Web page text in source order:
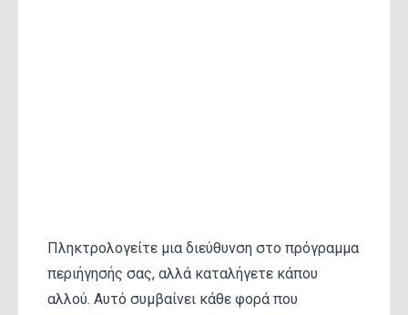
Πληκτρολογείτε μια διεύθυνση στο πρόγραμμα
περιήγησής σας, αλλά καταλήγετε κάπου
αλλού. Αυτό συμβαίνει κάθε φορά που